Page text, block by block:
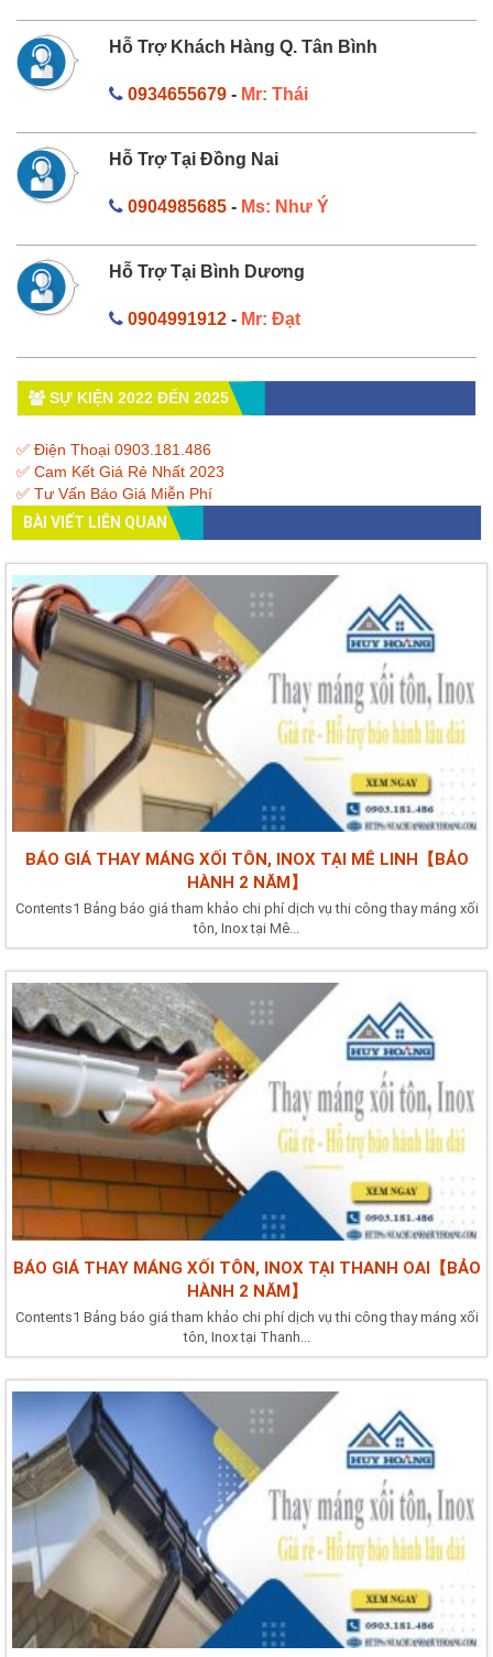
Hỗ Trợ Khách Hàng Q. Tân Bình
0934655679- Mr: Thái
Hỗ Trợ Tại Đồng Nai
0904985685- Ms: Như Ý
Hỗ Trợ Tại Bình Dương
0904991912- Mr: Đạt
SỰ KIỆN 2022 ĐẾN 2025
✅ Điện Thoại 0903.181.486
✅ Cam Kết Giá Rẻ Nhất 2023
✅ Tư Vấn Báo Giá Miễn Phí
BÀI VIẾT LIÊN QUAN
BÁO GIÁ THAY MÁNG XỐI TÔN, INOX TẠI MÊ LINH【BẢO
HÀNH 2 NĂM】
Contents1 Bảng báo giá tham khảo chi phí dịch vụ thi công thay máng xối
tôn, Inox tại Mê...
BÁO GIÁ THAY MÁNG XỐI TÔN, INOX TẠI THANH OAI【BẢO
HÀNH 2 NĂM】
Contents1 Bảng báo giá tham khảo chi phí dịch vụ thi công thay máng xối
tôn, Inox tại Thanh...